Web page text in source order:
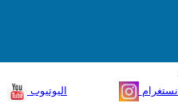
اليوتيوب